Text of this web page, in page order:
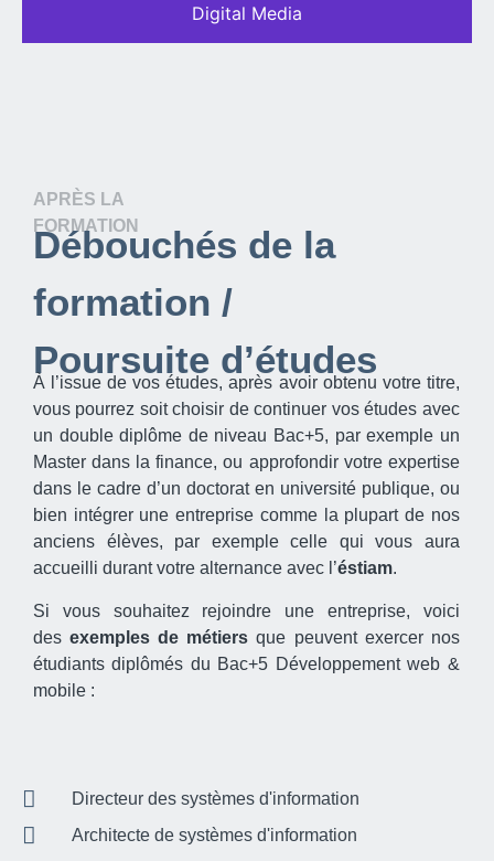
Digital Media
APRÈS LA
FORMATION
Débouchés de la
formation /
Poursuite d’études
À l’issue de vos études, après avoir obtenu votre titre,
vous pourrez soit choisir de continuer vos études avec
un double diplôme de niveau Bac+5, par exemple un
Master dans la finance, ou approfondir votre expertise
dans le cadre d’un doctorat en université publique, ou
bien intégrer une entreprise comme la plupart de nos
anciens élèves, par exemple celle qui vous aura
accueilli durant votre alternance avec l’éstiam.
Si vous souhaitez rejoindre une entreprise, voici
desexemples de métiers que peuvent exercer nos
étudiants diplômés du Bac+5 Développement web &
mobile :
Directeur des systèmes d'information
Architecte de systèmes d'information